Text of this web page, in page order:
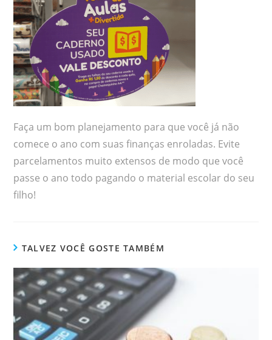
Faça um bom planejamento para que você já não
comece o ano com suas finanças enroladas. Evite
parcelamentos muito extensos de modo que você
passe o ano todo pagando o material escolar do seu
filho!
TALVEZ VOCÊ GOSTE TAMBÉM